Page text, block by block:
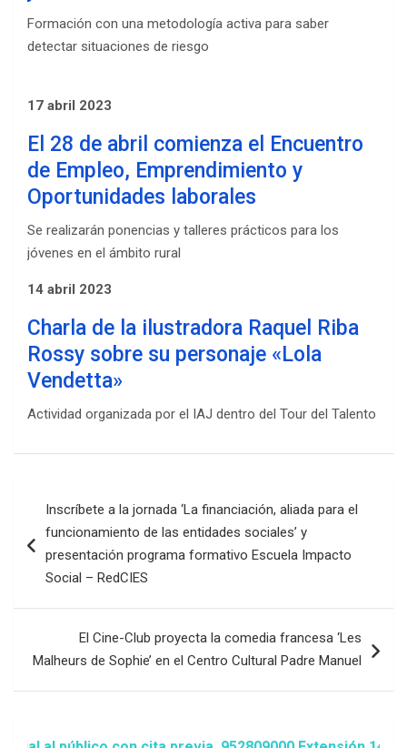
Formación con una metodología activa para saber
detectar situaciones de riesgo
17 abril 2023
El 28 de abril comienza el Encuentro
de Empleo, Emprendimiento y
Oportunidades laborales
Se realizarán ponencias y talleres prácticos para los
jóvenes en el ámbito rural
14 abril 2023
Charla de la ilustradora Raquel Riba
Rossy sobre su personaje «Lola
Vendetta»
Actividad organizada por el IAJ dentro del Tour del Talento
entradas
Inscríbete a la jornada ‘La financiación, aliada para el
funcionamiento de las entidades sociales’ y
presentación programa formativo Escuela Impacto
Social – RedCIES
El Cine-Club proyecta la comedia francesa ‘Les
Malheurs de Sophie’ en el Centro Cultural Padre Manuel